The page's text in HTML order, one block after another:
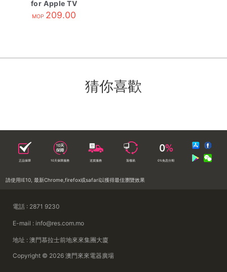
for Apple TV
MOP 209.00
猜你喜歡
正品保障 10天保障服務 送貨服務 落樓易 0%免息分期
請使用IE10, 最新Chrome,firefox或safari以獲得最佳瀏覽效果
電話 : 2871 9230
E-mail : info@res.com.mo
地址 : 澳門慕拉士前地來來集團大廈
Copyright © 2026 澳門來來電器廣場